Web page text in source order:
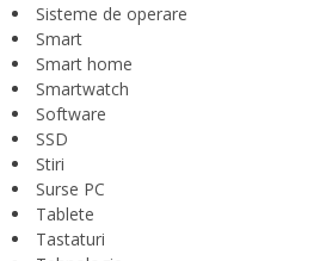
Sisteme de operare
Smart
Smart home
Smartwatch
Software
SSD
Stiri
Surse PC
Tablete
Tastaturi